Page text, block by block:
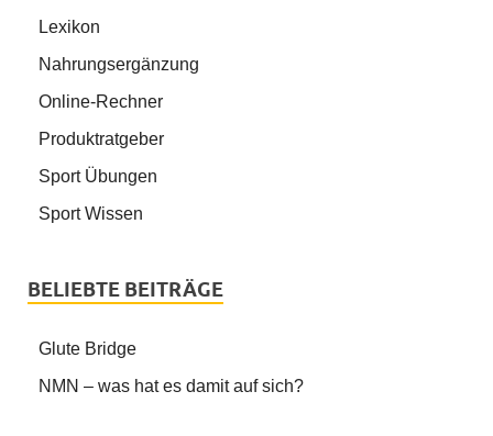
Lexikon
Nahrungsergänzung
Online-Rechner
Produktratgeber
Sport Übungen
Sport Wissen
BELIEBTE BEITRÄGE
Glute Bridge
NMN – was hat es damit auf sich?